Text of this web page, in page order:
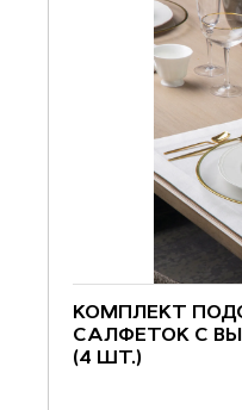
КОМПЛЕКТ
САЛФЕТОК С
(4 ШТ.)